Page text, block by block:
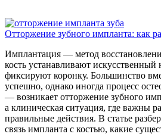
Отторжение зубного импланта: как
Имплантация — метод
кость устанавливают искусственный
фиксируют коронку. Большинство
успешно, однако иногда процесс
— возникает отторжение зубного
а клиническая ситуация, где важны
правильные действия. В статье
связь импланта с костью, какие